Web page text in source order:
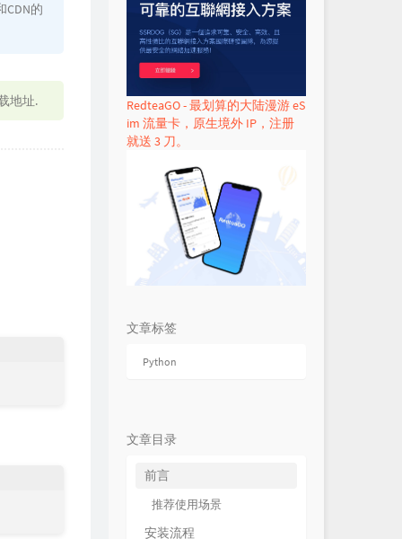
的
地址.
RedteaGO - 最划算的大陆漫游 eS
im 流量卡，原生境外 IP，注册
就送 3 刀。
文章标签
Python
文章目录
前言
推荐使用场景
安装流程